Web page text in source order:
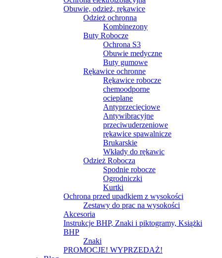
Obuwie, odzież, rękawice
Odzież ochronna
Kombinezony
Buty Robocze
Ochrona S3
Obuwie medyczne
Buty gumowe
Rękawice ochronne
Rękawice robocze
chemoodporne
ocieplane
Antyprzecięciowe
Antywibracyjne
przeciwuderzeniowe
rękawice spawalnicze
Brukarskie
Wkłady do rękawic
Odzież Robocza
Spodnie robocze
Ogrodniczki
Kurtki
Ochrona przed upadkiem z wysokości
Zestawy do prac na wysokości
Akcesoria
Instrukcje BHP, Znaki i piktogramy, Książki
BHP
Znaki
PROMOCJE! WYPRZEDAŻ!